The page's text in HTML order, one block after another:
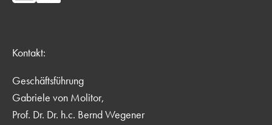
Kontakt:
Geschäftsführung
Gabriele von Molitor,
Prof. Dr. Dr. h.c. Bernd Wegener